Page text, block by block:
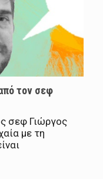
τον σεφ
σεφ Γιώργος
με τη